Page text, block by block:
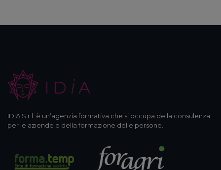
IDIA S.r.l. è un’agenzia formativa che si occupa della consulenza
per le aziende e della formazione delle persone.